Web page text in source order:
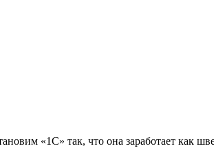
«1С» так, что она заработает как